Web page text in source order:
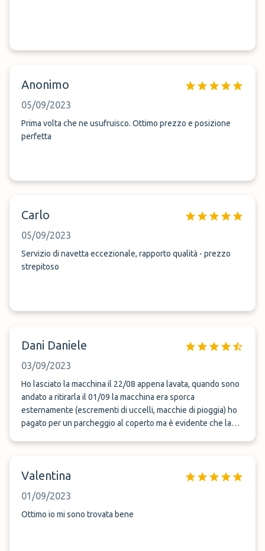
Anonimo
05/09/2023
Prima volta che ne usufruisco. Ottimo prezzo e posizione
perfetta
Carlo
05/09/2023
Servizio di navetta eccezionale, rapporto qualità - prezzo
strepitoso
Dani Daniele
03/09/2023
Ho lasciato la macchina il 22/08 appena lavata, quando sono
andato a ritirarla il 01/09 la macchina era sporca
esternamente (escrementi di uccelli, macchie di pioggia) ho
pagato per un parcheggio al coperto ma è evidente che la
Valentina
01/09/2023
Ottimo io mi sono trovata bene